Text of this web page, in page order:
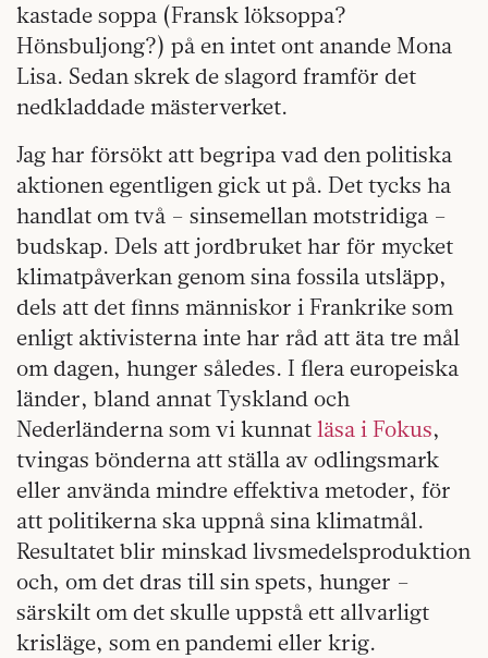
kastade soppa (Fransk löksoppa?
Hönsbuljong?) på en intet ont anande Mona
Lisa. Sedan skrek de slagord framför det
nedkladdade mästerverket.
Jag har försökt att begripa vad den politiska
aktionen egentligen gick ut på. Det tycks ha
handlat om två – sinsemellan motstridiga –
budskap. Dels att jordbruket har för mycket
klimatpåverkan genom sina fossila utsläpp,
dels att det finns människor i Frankrike som
enligt aktivisterna inte har råd att äta tre mål
om dagen, hunger således. I flera europeiska
länder, bland annat Tyskland och
Nederländerna som vi kunnat läsa i Fokus,
tvingas bönderna att ställa av odlingsmark
eller använda mindre effektiva metoder, för
att politikerna ska uppnå sina klimatmål.
Resultatet blir minskad livsmedelsproduktion
och, om det dras till sin spets, hunger –
särskilt om det skulle uppstå ett allvarligt
krisläge, som en pandemi eller krig.